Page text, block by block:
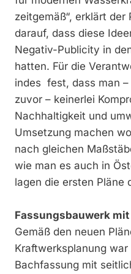
zeitgemäß“, erklärt
darauf, dass diese
Negativ-Publicity in
hatten. Für die
indes fest, dass man
zuvor – keinerlei
Nachhaltigkeit und
Umsetzung machen
nach gleichen
wie man es auch in
lagen die ersten Pläne
Fassungsbauwerk
Gemäß den neuen
Kraftwerksplanung
Bachfassung mit